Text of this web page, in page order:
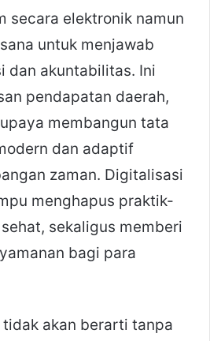
secara elektronik namun
untuk menjawab
dan akuntabilitas. Ini
pendapatan daerah,
membangun tata
dan adaptif
zaman. Digitalisasi
menghapus praktik-
sekaligus memberi
bagi para
akan berarti tanpa